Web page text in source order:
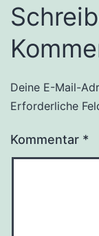
Deine E-Mail-
Erforderliche
Kommentar *